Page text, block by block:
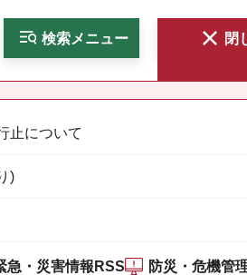
検索メニュー 閉
止について
)
急・災害情報RSS 防災・危機管